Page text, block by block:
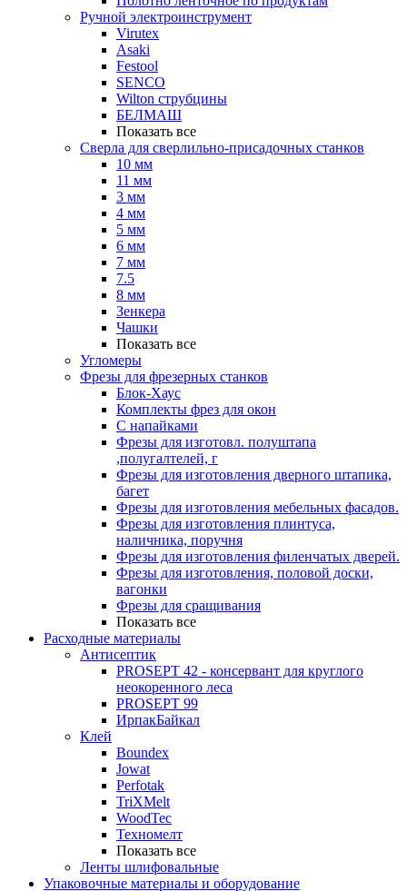
Ручной электроинструмент
Virutex
Asaki
Festool
SENCO
Wilton струбцины
БЕЛМАШ
Показать все
Сверла для сверлильно-присадочных станков
10 мм
11 мм
3 мм
4 мм
5 мм
6 мм
7 мм
7.5
8 мм
Зенкера
Чашки
Показать все
Угломеры
Фрезы для фрезерных станков
Блок-Хаус
Комплекты фрез для окон
С напайками
Фрезы для изготовл. полуштапа
,полугалтелей, г
Фрезы для изготовления дверного штапика,
багет
Фрезы для изготовления мебельных фасадов.
Фрезы для изготовления плинтуса,
наличника, поручня
Фрезы для изготовления филенчатых дверей.
Фрезы для изготовления, половой доски,
вагонки
Фрезы для сращивания
Показать все
Расходные материалы
Антисептик
PROSEPT 42 - консервант для круглого
неокоренного леса
PROSEPT 99
ИрпакБайкал
Клей
Boundex
Jowat
Perfotak
TriXMelt
WoodTec
Техномелт
Показать все
Ленты шлифовальные
Упаковочные материалы и оборудование